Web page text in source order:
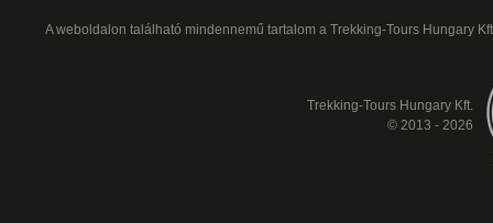
A weboldalon található mindennemű tartalom a Trekking-Tours Hungary
Trekking-Tours Hungary Kft.
© 2013 - 2026